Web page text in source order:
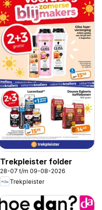
Trekpleister folder
28-07 t/m 09-08-2026
Trekpleister